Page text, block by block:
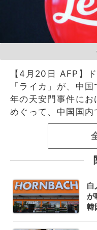
【4月20日 AFP】
「ライカ」が、中
年の天安門事件に
めぐって、中国国内
白
が
韓